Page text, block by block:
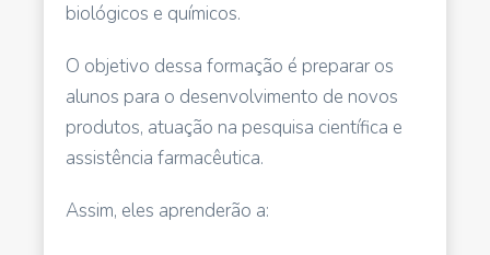
biológicos e químicos.
O objetivo dessa formação é preparar os
alunos para o desenvolvimento de novos
produtos, atuação na pesquisa científica e
assistência farmacêutica.
Assim, eles aprenderão a: